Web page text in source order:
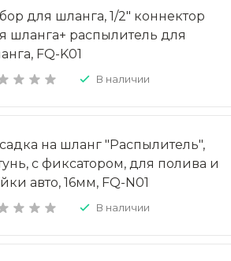
для шланга, 1/2" коннектор
шланга+ распылитель для
FQ-K01
В наличии
на шланг "Распылитель",
с фиксатором, для полива и
авто, 16мм, FQ-N01
В наличии